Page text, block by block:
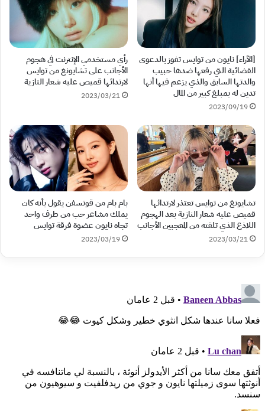
[الآراء] نايون من توايس تفوز بالدعوى
القضائية التي رفعها ضدها حبيب
والدتها السابق والذي يزعم فيها أنها
تدين له بمبلغ كبير من المال
2023/09/19
رأي مستخدمي الإنترنت في هجوم
الأجانب على تشايونغ من توايس
لارتدائها قميص عليه شعار النازية
2023/03/21
تشايونغ من توايس تعتذر لارتدائها
قميص عليه شعار النازية بعد الهجوم
اللاذع الذي تلقته من المعجبين الأجانب
2023/03/21
بام بام من قوتسفن يقول بأنه كان
يملك مشاعر حب من طرف واحد
تجاه نايون عضوة فرقة توايس
2023/03/19